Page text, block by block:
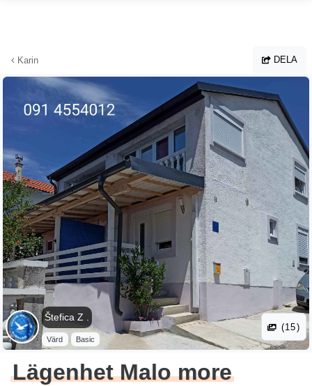
Karin DELA
Štefica Z .
Värd Basic
(15)
Lägenhet Malo more